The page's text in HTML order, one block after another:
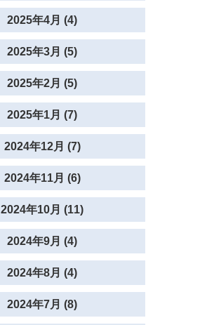
2025年4月 (4)
2025年3月 (5)
2025年2月 (5)
2025年1月 (7)
2024年12月 (7)
2024年11月 (6)
2024年10月 (11)
2024年9月 (4)
2024年8月 (4)
2024年7月 (8)